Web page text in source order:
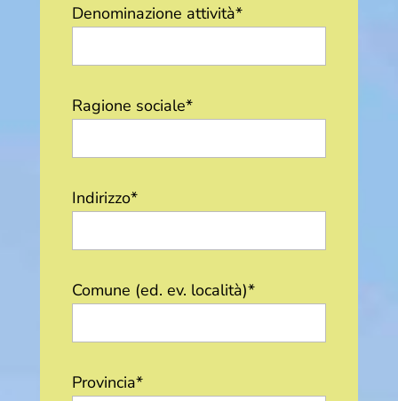
Denominazione attività*
Ragione sociale*
Indirizzo*
Comune (ed. ev. località)*
Provincia*